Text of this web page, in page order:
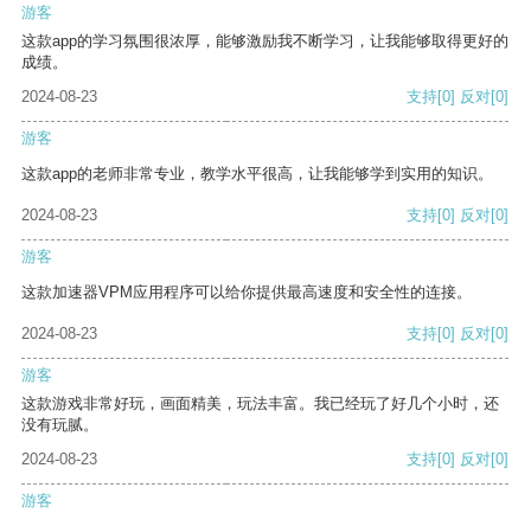
游客
这款app的学习氛围很浓厚，能够激励我不断学习，让我能够取得更好的
成绩。
2024-08-23
支持[0] 反对[0]
游客
这款app的老师非常专业，教学水平很高，让我能够学到实用的知识。
2024-08-23 支持[0] 反对[0]
游客
这款加速器VPM应用程序可以给你提供最高速度和安全性的连接。
2024-08-23 支持[0] 反对[0]
游客
这款游戏非常好玩，画面精美，玩法丰富。我已经玩了好几个小时，还
没有玩腻。
2024-08-23
支持[0] 反对[0]
游客